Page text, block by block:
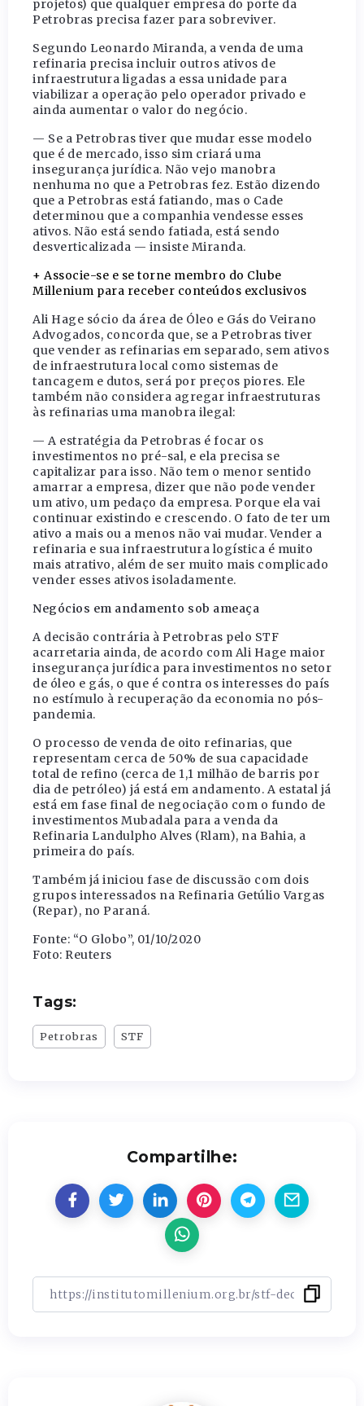
projetos) que qualquer empresa do porte da
Petrobras precisa fazer para sobreviver.
Segundo Leonardo Miranda, a venda de uma
refinaria precisa incluir outros ativos de
infraestrutura ligadas a essa unidade para
viabilizar a operação pelo operador privado e
ainda aumentar o valor do negócio.
— Se a Petrobras tiver que mudar esse modelo
que é de mercado, isso sim criará uma
insegurança jurídica. Não vejo manobra
nenhuma no que a Petrobras fez. Estão dizendo
que a Petrobras está fatiando, mas o Cade
determinou que a companhia vendesse esses
ativos. Não está sendo fatiada, está sendo
desverticalizada — insiste Miranda.
+ Associe-se e se torne membro do Clube
Millenium para receber conteúdos exclusivos
Ali Hage sócio da área de Óleo e Gás do Veirano
Advogados, concorda que, se a Petrobras tiver
que vender as refinarias em separado, sem ativos
de infraestrutura local como sistemas de
tancagem e dutos, será por preços piores. Ele
também não considera agregar infraestruturas
às refinarias uma manobra ilegal:
— A estratégia da Petrobras é focar os
investimentos no pré-sal, e ela precisa se
capitalizar para isso. Não tem o menor sentido
amarrar a empresa, dizer que não pode vender
um ativo, um pedaço da empresa. Porque ela vai
continuar existindo e crescendo. O fato de ter um
ativo a mais ou a menos não vai mudar. Vender a
refinaria e sua infraestrutura logística é muito
mais atrativo, além de ser muito mais complicado
vender esses ativos isoladamente.
Negócios em andamento sob ameaça
A decisão contrária à Petrobras pelo STF
acarretaria ainda, de acordo com Ali Hage maior
insegurança jurídica para investimentos no setor
de óleo e gás, o que é contra os interesses do país
no estímulo à recuperação da economia no pós-
pandemia.
O processo de venda de oito refinarias, que
representam cerca de 50% de sua capacidade
total de refino (cerca de 1,1 milhão de barris por
dia de petróleo) já está em andamento. A estatal já
está em fase final de negociação com o fundo de
investimentos Mubadala para a venda da
Refinaria Landulpho Alves (Rlam), na Bahia, a
primeira do país.
Também já iniciou fase de discussão com dois
grupos interessados na Refinaria Getúlio Vargas
(Repar), no Paraná.
Fonte: “O Globo”, 01/10/2020
Foto: Reuters
Tags:
Petrobras STF
Compartilhe: